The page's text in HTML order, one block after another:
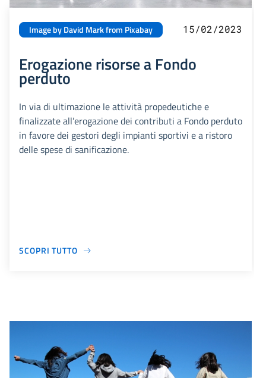
Image by David Mark from Pixabay 15/02/2023
Erogazione risorse a Fondo
perduto
In via di ultimazione le attività propedeutiche e
finalizzate all’erogazione dei contributi a Fondo perduto
in favore dei gestori degli impianti sportivi e a ristoro
delle spese di sanificazione.
SCOPRI TUTTO